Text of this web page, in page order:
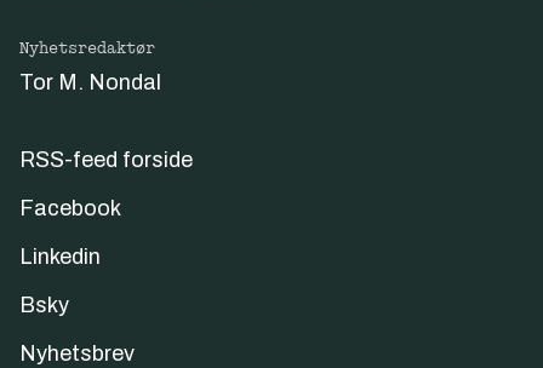
Nyhetsredaktør
Tor M. Nondal
RSS-feed forside
Facebook
Linkedin
Bsky
Nyhetsbrev